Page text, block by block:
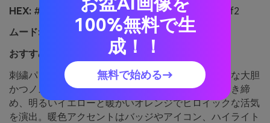
HEX: #0d1b2a #1b263b #f4d35e #ee964b #f7f7f2
ムード:
大胆、ノスタルジック、ヒロイック
おすすめ用途:
アウトドアギアブランドイメージ
刺繍パッチやビンテージミッションデカールのような大胆
かつノスタルジックな雰囲気。ネイビーが全体を引き締
め、明るいイエローと暖かいオレンジでヒロイックな活気
を演出。暖色アクセントはバッジやアイコン、ハイライト
100%無料で生
成！！
無料で始める→